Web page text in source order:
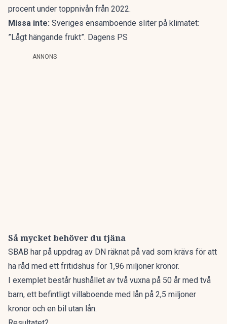
procent under toppnivån från 2022.
Missa inte: Sveriges ensamboende sliter på klimatet:
”Lågt hängande frukt”. Dagens PS
ANNONS
Så mycket behöver du tjäna
SBAB har på uppdrag av DN räknat på vad som krävs för att
ha råd med ett fritidshus för 1,96 miljoner kronor.
I exemplet består hushållet av två vuxna på 50 år med två
barn, ett befintligt villaboende med lån på 2,5 miljoner
kronor och en bil utan lån.